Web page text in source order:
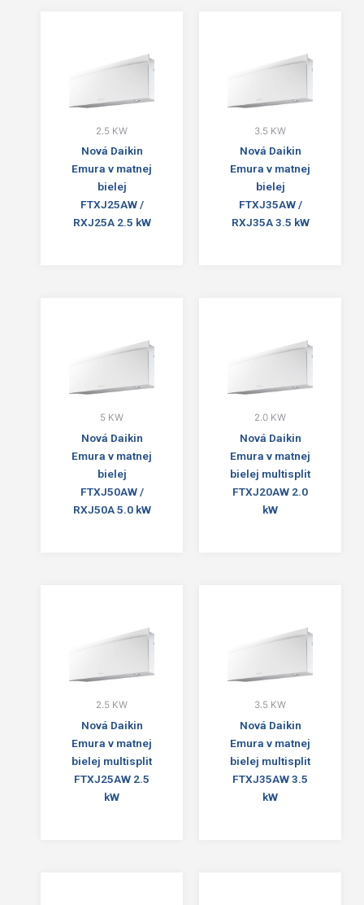
2.5 KW
Nová Daikin
Emura v matnej
bielej
FTXJ25AW /
RXJ25A 2.5 kW
3.5 KW
Nová Daikin
Emura v matnej
bielej
FTXJ35AW /
RXJ35A 3.5 kW
5 KW
Nová Daikin
Emura v matnej
bielej
FTXJ50AW /
RXJ50A 5.0 kW
2.0 KW
Nová Daikin
Emura v matnej
bielej multisplit
FTXJ20AW 2.0
kW
2.5 KW
Nová Daikin
Emura v matnej
bielej multisplit
FTXJ25AW 2.5
kW
3.5 KW
Nová Daikin
Emura v matnej
bielej multisplit
FTXJ35AW 3.5
kW